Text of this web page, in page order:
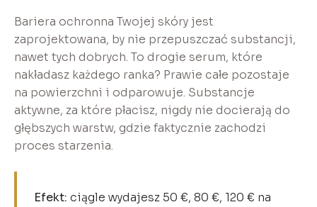
Bariera ochronna Twojej skóry jest
zaprojektowana, by nie przepuszczać substancji,
nawet tych dobrych. To drogie serum, które
nakładasz każdego ranka? Prawie całe pozostaje
na powierzchni i odparowuje. Substancje
aktywne, za które płacisz, nigdy nie docierają do
głębszych warstw, gdzie faktycznie zachodzi
proces starzenia.
Efekt: ciągle wydajesz 50 €, 80 €, 120 € na